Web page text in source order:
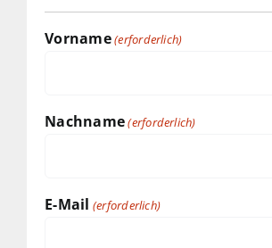
Vorname(erforderlich)
Nachname(erforderlich)
E-Mail (erforderlich)